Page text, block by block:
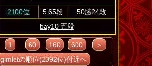
2100位
5.65段
50勝24敗
bay10 五段
1 60 160 600
＞
gimletの順位(2092位)付近へ